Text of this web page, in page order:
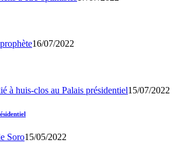
16/07/2022
15/07/2022
15/05/2022